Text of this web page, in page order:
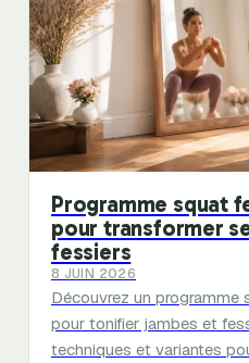
Programme squat
pour transformer
fessiers
8 JUIN 2026
Découvrez un
pour tonifier jambes et
techniques et variantes